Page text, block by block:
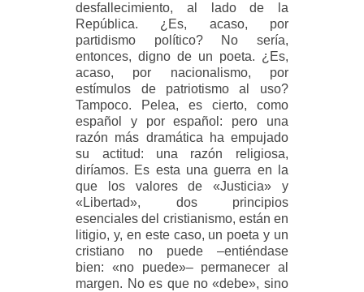
desfallecimiento, al lado de la
República. ¿Es, acaso, por
partidismo político? No sería,
entonces, digno de un poeta. ¿Es,
acaso, por nacionalismo, por
estímulos de patriotismo al uso?
Tampoco. Pelea, es cierto, como
español y por español: pero una
razón más dramática ha empujado
su actitud: una razón religiosa,
diríamos. Es esta una guerra en la
que los valores de «Justicia» y
«Libertad», dos principios
esenciales del cristianismo, están en
litigio, y, en este caso, un poeta y un
cristiano no puede –entiéndase
bien: «no puede»– permanecer al
margen. No es que no «debe», sino